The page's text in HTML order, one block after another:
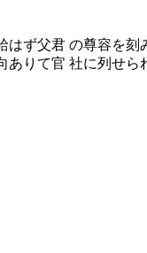
ず父君 の尊容を刻
りて官 社に列せ